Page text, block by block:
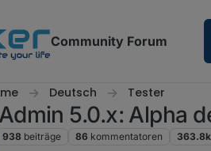
Community Forum
Deutsch Tester
5.0.x: Alpha
938 beiträge 86 kommentatoren 363.8k